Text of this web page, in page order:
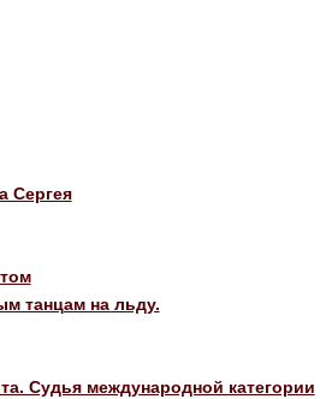
Сергея
танцам на льду.
Судья международной категории